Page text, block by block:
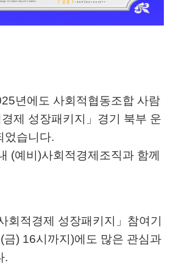
년에도 사회적협동조합 사람
제 성장패키지」경기 북부 운
었습니다.
(예비)사회적경제조직과 함께
회적경제 성장패키지」참여기
금) 16시까지)에도 많은 관심과
.